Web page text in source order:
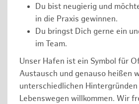
Du bist neugierig und
in die Praxis gewinnen.
Du bringst Dich gerne ein
im Team.
Unser Hafen ist ein Symbol für
Austausch und genauso heißen
unterschiedlichen Hintergründen
Lebenswegen willkommen. Wir